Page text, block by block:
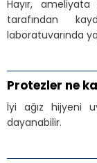
Hayır,
tarafından
laboratuvarında
Protezler ne
İyi ağız hijyeni
dayanabilir.